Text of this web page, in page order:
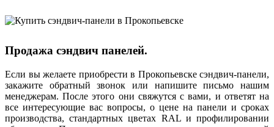
Продажа сэндвич панелей.
Если вы желаете приобрести в Прокопьевске сэндвич-панели,
закажите обратный звонок или напишите письмо нашим
менеджерам. После этого они свяжутся с вами, и ответят на
все интересующие вас вопросы, о цене на панели и сроках
производства, стандартных цветах RAL и профилировании